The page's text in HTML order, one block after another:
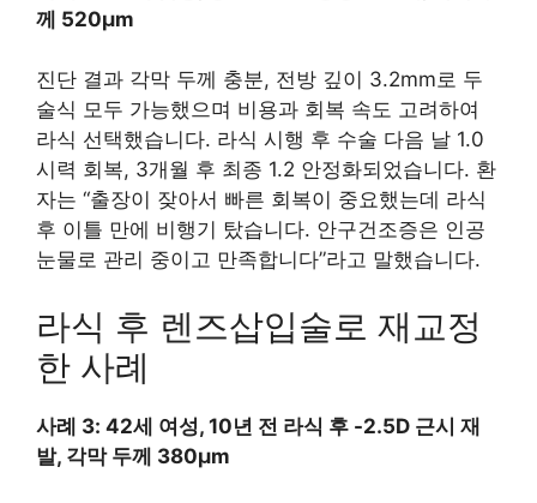
께 520μm
진단 결과 각막 두께 충분, 전방 깊이 3.2mm로 두
술식 모두 가능했으며 비용과 회복 속도 고려하여
라식 선택했습니다. 라식 시행 후 수술 다음 날 1.0
시력 회복, 3개월 후 최종 1.2 안정화되었습니다. 환
자는 “출장이 잦아서 빠른 회복이 중요했는데 라식
후 이틀 만에 비행기 탔습니다. 안구건조증은 인공
눈물로 관리 중이고 만족합니다”라고 말했습니다.
라식 후 렌즈삽입술로 재교정
한 사례
사례 3: 42세 여성, 10년 전 라식 후 -2.5D 근시 재
발, 각막 두께 380μm